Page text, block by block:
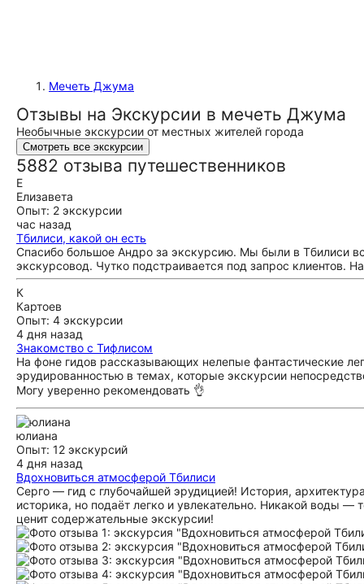
Мечеть Джума
Отзывы на Экскурсии в мечеть Джума
Необычные экскурсии от местных жителей города
Смотреть все экскурсии
5882 отзыва путешественников
Е
Елизавета
Опыт: 2 экскурсии
час назад
Тбилиси, какой он есть
Спасибо большое Андро за экскурсию. Мы были в Тбилиси
экскурсовод. Чутко подстраивается под запрос клиентов.
К
Картоев
Опыт: 4 экскурсии
4 дня назад
Знакомство с Тифлисом
На фоне гидов рассказывающих нелепые фантастические
эрудированностью в темах, которые экскурсии
Могу уверенно рекомендовать 👌
юлиана
Опыт: 12 экскурсий
4 дня назад
Вдохновиться атмосферой Тбилиси
Серго — гид с глубочайшей эрудицией! История,
историка, но подаёт легко и увлекательно. Никакой воды
ценит содержательные экскурсии!